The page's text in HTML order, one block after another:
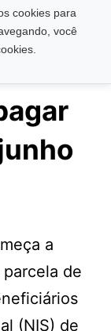
cookies para
você
a
de
(NIS) de